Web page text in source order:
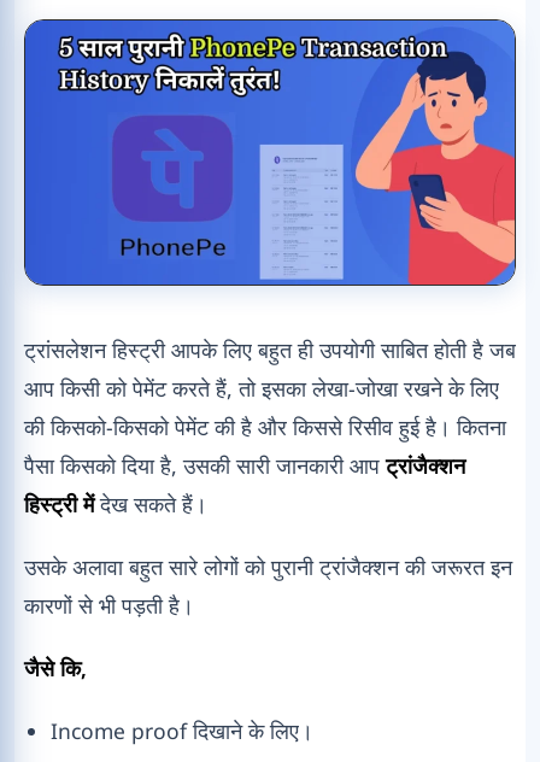
ट्रांसलेशन हिस्ट्री आपके लिए बहुत ही उपयोगी साबित होती है जब
आप किसी को पेमेंट करते हैं, तो इसका लेखा-जोखा रखने के लिए
की किसको-किसको पेमेंट की है और किससे रिसीव हुई है। कितना
पैसा किसको दिया है, उसकी सारी जानकारी आपट्रांजैक्शन
हिस्ट्री मेंदेख सकते हैं।
उसके अलावा बहुत सारे लोगों को पुरानी ट्रांजैक्शन की जरूरत इन
कारणों से भी पड़ती है।
जैसे कि,
Income proof दिखाने के लिए।